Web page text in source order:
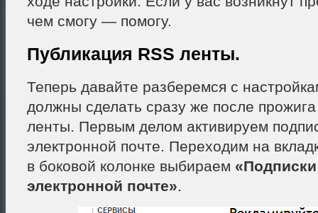
чем смогу — помогу.
Публикация RSS ленты.
Теперь давайте разберемся с
должны сделать сразу же после
ленты. Первым делом активируем
электронной почте. Переходим на
в боковой колонке выбираем
электронной почте».